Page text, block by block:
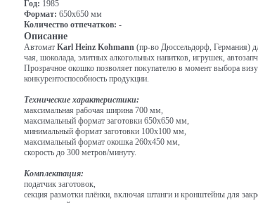
Год: 1985
Формат: 650x650 мм
Количество отпечатков: -
Описание
Автомат Karl Heinz Kohmann (пр-во Дюссельдорф, Германия)
чая, шоколада, элитных алкогольных напитков, игрушек,
Прозрачное окошко позволяет покупателю в момент выбора
конкурентоспособность продукции.
Технические характеристики:
максимальная рабочая ширина 700 мм,
максимальный формат заготовки 650x650 мм,
минимальный формат заготовки 100x100 мм,
максимальный формат окошка 260x450 мм,
скорость до 300 метров/минуту.
Комплектация:
податчик заготовок,
секция размотки плёнки, включая штанги и кронштейны для